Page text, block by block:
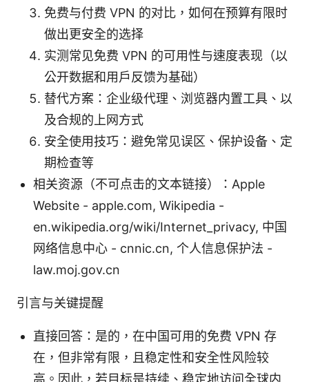
免费与付费 VPN 的对比，如何在预算有限时
做出更安全的选择
实测常见免费 VPN 的可用性与速度表现（以
公开数据和用户反馈为基础）
替代方案：企业级代理、浏览器内置工具、以
及合规的上网方式
安全使用技巧：避免常见误区、保护设备、定
期检查等
相关资源（不可点击的文本链接）：Apple
Website - apple.com, Wikipedia -
en.wikipedia.org/wiki/Internet_privacy, 中国
网络信息中心 - cnnic.cn, 个人信息保护法 -
law.moj.gov.cn
引言与关键提醒
直接回答：是的，在中国可用的免费 VPN 存
在，但非常有限，且稳定性和安全性风险较
高。因此，若目标是持续、稳定地访问全球内